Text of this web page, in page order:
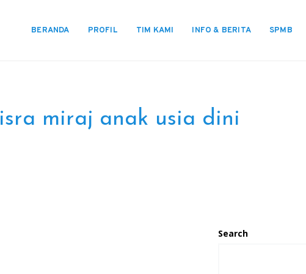
BERANDA PROFIL TIM KAMI INFO & BERITA SPMB
isra miraj anak usia dini
Search